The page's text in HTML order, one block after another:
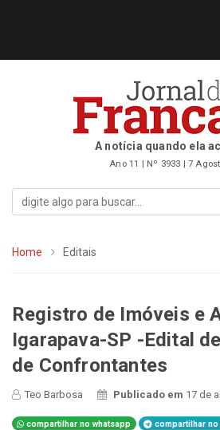
A notícia quando ela
Ano 11 | Nº 3933 | 7
Home Editais
Registro de Imóveis e
Igarapava-SP -Edital
de Confrontantes
Teo Barbosa Publicado em 17 de
compartilhar no whatsapp
compartilhar no